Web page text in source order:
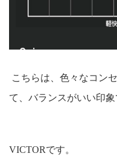
こちらは、色々なコン
て、バランスがいい印象
VICTORです。